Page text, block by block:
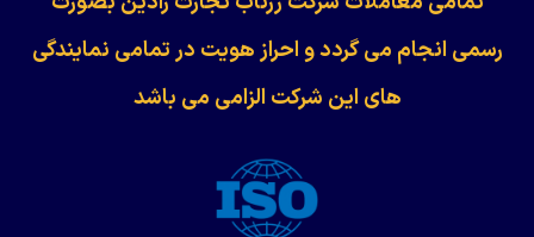
رسمی انجام می گردد و احراز هویت در تمامی نمایندگی
های این شرکت الزامی می باشد